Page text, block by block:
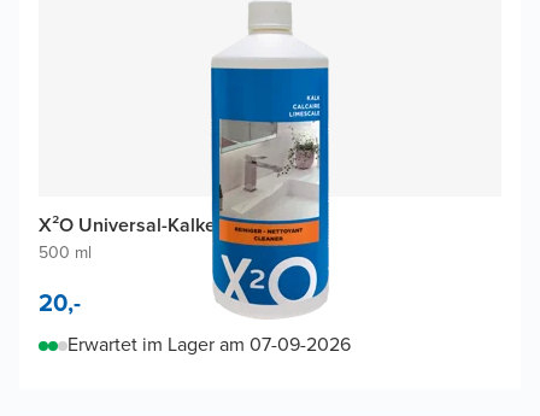
X²O Universal-Kalkentferner
500 ml
20,-
Erwartet im Lager am 07-09-2026